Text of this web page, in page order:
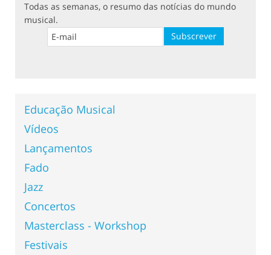
Todas as semanas, o resumo das notícias do mundo
musical.
Educação Musical
Vídeos
Lançamentos
Fado
Jazz
Concertos
Masterclass - Workshop
Festivais